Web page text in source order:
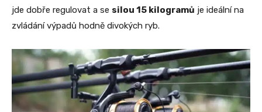
jde dobře regulovat a se silou 15 kilogramů je ideální na
zvládání výpadů hodně divokých ryb.